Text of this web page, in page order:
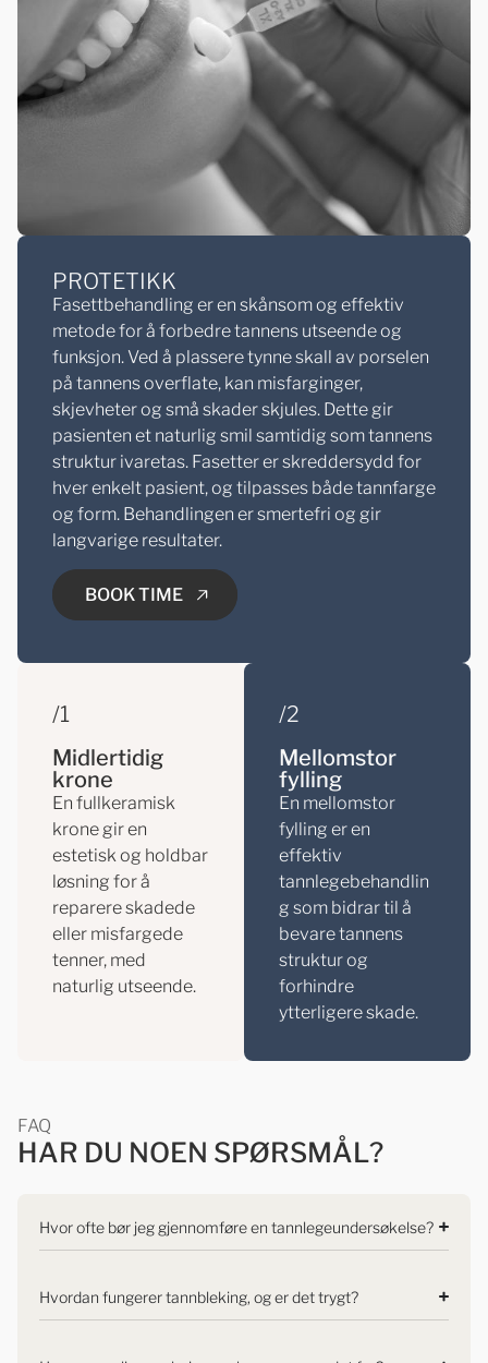
PROTETIKK
Fasettbehandling er en skånsom og effektiv
metode for å forbedre tannens utseende og
funksjon. Ved å plassere tynne skall av porselen
på tannens overflate, kan misfarginger,
skjevheter og små skader skjules. Dette gir
pasienten et naturlig smil samtidig som tannens
struktur ivaretas. Fasetter er skreddersydd for
hver enkelt pasient, og tilpasses både tannfarge
og form. Behandlingen er smertefri og gir
langvarige resultater.
BOOK TIME
/1
Midlertidig
krone
En fullkeramisk
krone gir en
estetisk og holdbar
løsning for å
reparere skadede
eller misfargede
tenner, med
naturlig utseende.
/2
Mellomstor
fylling
En mellomstor
fylling er en
effektiv
tannlegebehandlin
g som bidrar til å
bevare tannens
struktur og
forhindre
ytterligere skade.
FAQ
HAR DU NOEN SPØRSMÅL?
Hvor ofte bør jeg gjennomføre en tannlegeundersøkelse?
Hvordan fungerer tannbleking, og er det trygt?